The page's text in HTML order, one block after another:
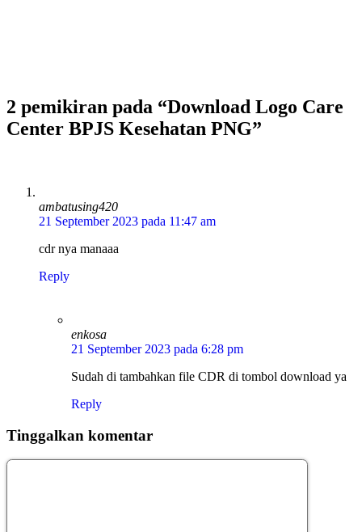
2 pemikiran pada “Download Logo Care
Center BPJS Kesehatan PNG”
ambatusing420
21 September 2023 pada 11:47 am
cdr nya manaaa
Reply
enkosa
21 September 2023 pada 6:28 pm
Sudah di tambahkan file CDR di tombol download ya
Reply
Tinggalkan komentar
Komentar